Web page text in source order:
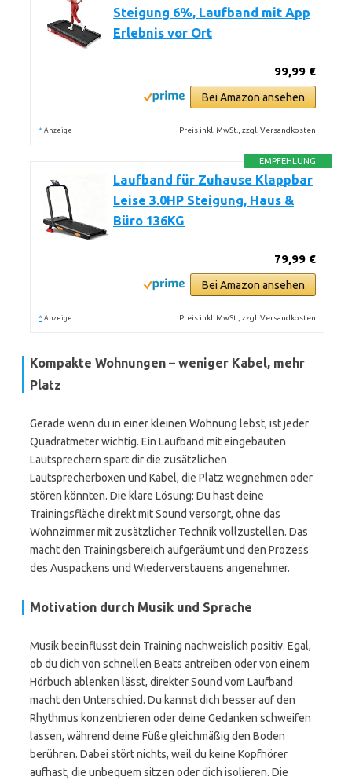
Steigung 6%, Laufband mit App
Erlebnis vor Ort
99,99 €
Bei Amazon ansehen
* Anzeige Preis inkl. MwSt., zzgl. Versandkosten
EMPFEHLUNG
Laufband für Zuhause Klappbar
Leise 3.0HP Steigung, Haus &
Büro 136KG
79,99 €
Bei Amazon ansehen
* Anzeige Preis inkl. MwSt., zzgl. Versandkosten
Kompakte Wohnungen – weniger Kabel, mehr
Platz
Gerade wenn du in einer kleinen Wohnung lebst, ist jeder
Quadratmeter wichtig. Ein Laufband mit eingebauten
Lautsprechern spart dir die zusätzlichen
Lautsprecherboxen und Kabel, die Platz wegnehmen oder
stören könnten. Die klare Lösung: Du hast deine
Trainingsfläche direkt mit Sound versorgt, ohne das
Wohnzimmer mit zusätzlicher Technik vollzustellen. Das
macht den Trainingsbereich aufgeräumt und den Prozess
des Auspackens und Wiederverstauens angenehmer.
Motivation durch Musik und Sprache
Musik beeinflusst dein Training nachweislich positiv. Egal,
ob du dich von schnellen Beats antreiben oder von einem
Hörbuch ablenken lässt, direkter Sound vom Laufband
macht den Unterschied. Du kannst dich besser auf den
Rhythmus konzentrieren oder deine Gedanken schweifen
lassen, während deine Füße gleichmäßig den Boden
berühren. Dabei stört nichts, weil du keine Kopfhörer
aufhast, die unbequem sitzen oder dich isolieren. Die